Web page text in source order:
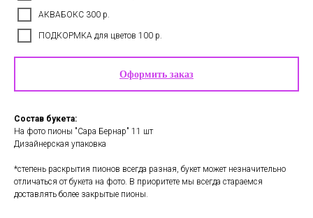
АКВАБОКС 300 р.
ПОДКОРМКА для цветов 100 р.
Оформить заказ
Состав букета:
На фото пионы "Сара Бернар" 11 шт
Дизайнерская упаковка
*степень раскрытия пионов всегда разная, букет может незначительно
отличаться от букета на фото. В приоритете мы всегда стараемся
доставлять более закрытые пионы.